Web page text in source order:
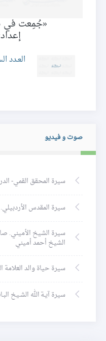
«جُمِعت في
صوت و فيديو
سيرة المحقق القمي-
سيرة المقدس
سيرة الشيخ الأميني.
الشيخ أحمد أميني
سيرة حياة والد
سيرة آيـة الله الشـيخ